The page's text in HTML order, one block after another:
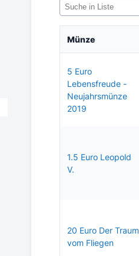
Münze
5 Euro
Lebensfreude -
Neujahrsmünze
2019
1.5 Euro Leopold
V.
20 Euro Der Traum
vom Fliegen